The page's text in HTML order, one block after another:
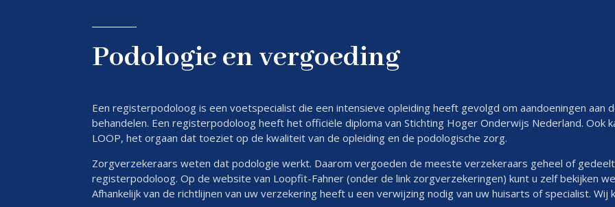
Podologie en vergoeding
Een registerpodoloog is een voetspecialist die een intensieve opleiding heeft gevolgd om aandoeningen aan
behandelen. Een registerpodoloog heeft het officiële diploma van Stichting Hoger Onderwijs Nederland. Ook
LOOP, het orgaan dat toeziet op de kwaliteit van de opleiding en de podologische zorg.
Zorgverzekeraars weten dat podologie werkt. Daarom vergoeden de meeste verzekeraars geheel of
registerpodoloog. Op de website van Loopfit-Fahner (onder de link zorgverzekeringen) kunt u zelf bekijken
Afhankelijk van de richtlijnen van uw verzekering heeft u een verwijzing nodig van uw huisarts of specialist. Wij